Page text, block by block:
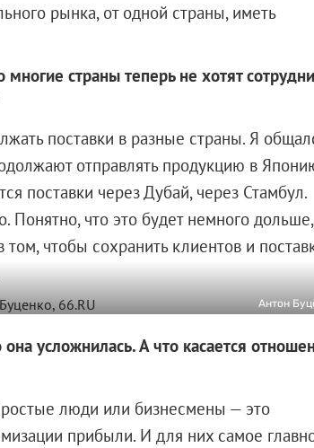
рынка, от одной страны, иметь
страны теперь не хотят
поставки в разные страны. Я
отправлять продукцию в
поставки через Дубай, через Стамбул.
Понятно, что это будет немного дольше,
чтобы сохранить клиентов и
Антон
усложнилась. А что касается
люди или бизнесмены — это
прибыли. И для них самое